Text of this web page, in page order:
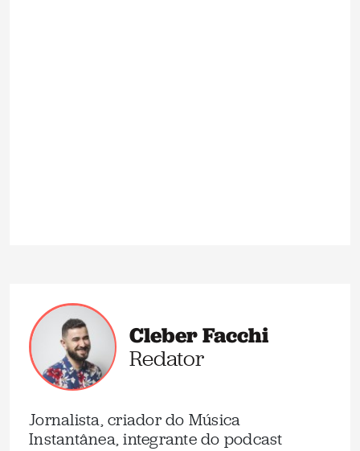
Cleber Facchi
Redator
Jornalista, criador do Música
Instantânea, integrante do podcast